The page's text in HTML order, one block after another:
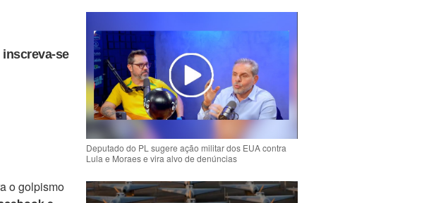
se
o golpismo
Deputado do PL sugere ação militar dos EUA contra
Lula e Moraes e vira alvo de denúncias